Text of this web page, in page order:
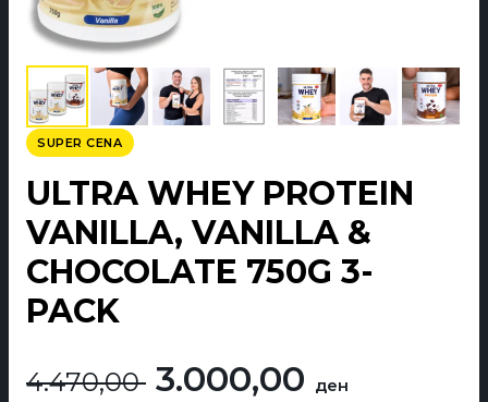
SUPER CENA
ULTRA WHEY PROTEIN
VANILLA, VANILLA &
CHOCOLATE 750G 3-
PACK
4.470,00 Originalna
3.000,00 ден